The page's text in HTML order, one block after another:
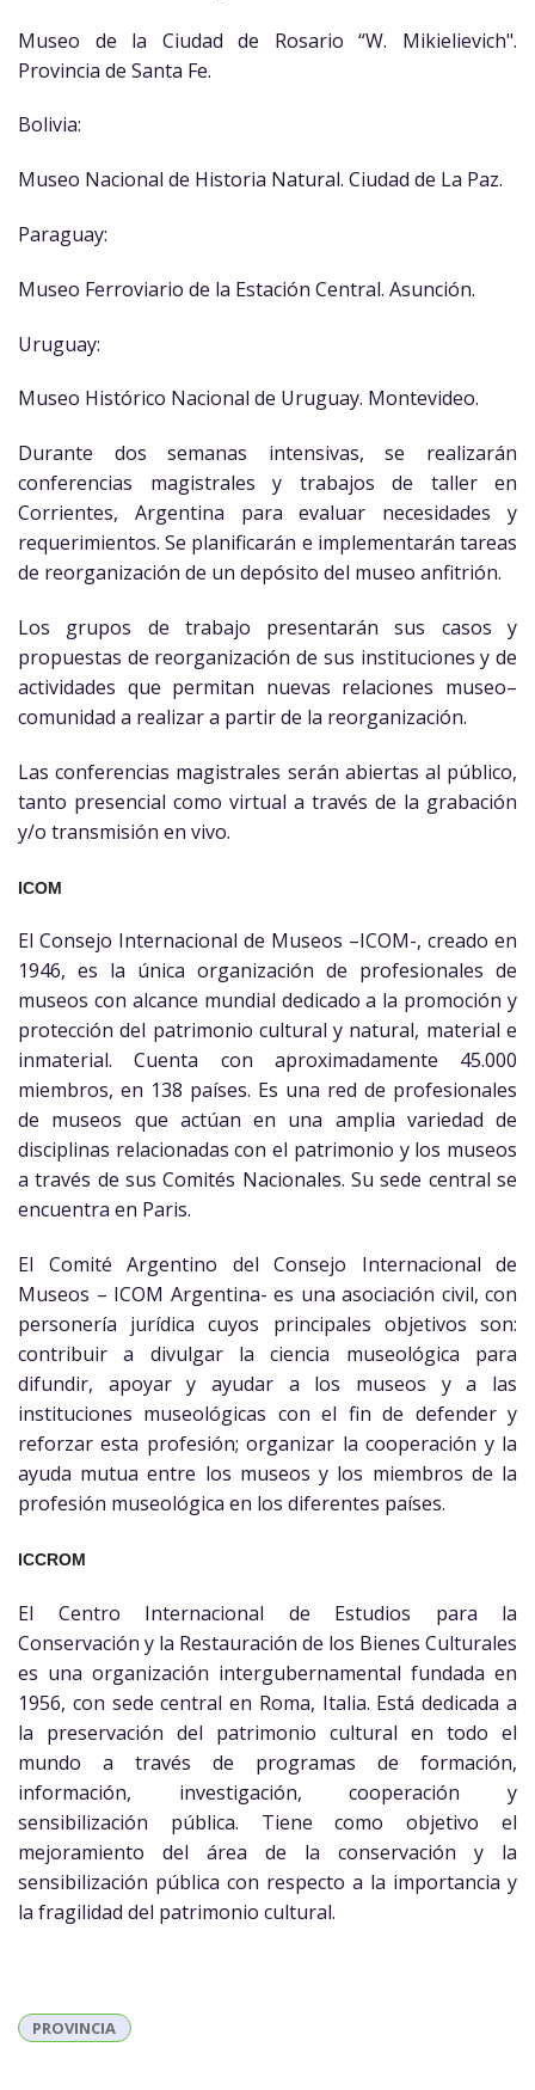
Museo de la Ciudad de Rosario “W. Mikielievich".
Provincia de Santa Fe.
Bolivia:
Museo Nacional de Historia Natural. Ciudad de La Paz.
Paraguay:
Museo Ferroviario de la Estación Central. Asunción.
Uruguay:
Museo Histórico Nacional de Uruguay. Montevideo.
Durante dos semanas intensivas, se realizarán
conferencias magistrales y trabajos de taller en
Corrientes, Argentina para evaluar necesidades y
requerimientos. Se planificarán e implementarán tareas
de reorganización de un depósito del museo anfitrión.
Los grupos de trabajo presentarán sus casos y
propuestas de reorganización de sus instituciones y de
actividades que permitan nuevas relaciones museo–
comunidad a realizar a partir de la reorganización.
Las conferencias magistrales serán abiertas al público,
tanto presencial como virtual a través de la grabación
y/o transmisión en vivo.
ICOM
El Consejo Internacional de Museos –ICOM-, creado en
1946, es la única organización de profesionales de
museos con alcance mundial dedicado a la promoción y
protección del patrimonio cultural y natural, material e
inmaterial. Cuenta con aproximadamente 45.000
miembros, en 138 países. Es una red de profesionales
de museos que actúan en una amplia variedad de
disciplinas relacionadas con el patrimonio y los museos
a través de sus Comités Nacionales. Su sede central se
encuentra en Paris.
El Comité Argentino del Consejo Internacional de
Museos – ICOM Argentina- es una asociación civil, con
personería jurídica cuyos principales objetivos son:
contribuir a divulgar la ciencia museológica para
difundir, apoyar y ayudar a los museos y a las
instituciones museológicas con el fin de defender y
reforzar esta profesión; organizar la cooperación y la
ayuda mutua entre los museos y los miembros de la
profesión museológica en los diferentes países.
ICCROM
El Centro Internacional de Estudios para la
Conservación y la Restauración de los Bienes Culturales
es una organización intergubernamental fundada en
1956, con sede central en Roma, Italia. Está dedicada a
la preservación del patrimonio cultural en todo el
mundo a través de programas de formación,
información, investigación, cooperación y
sensibilización pública. Tiene como objetivo el
mejoramiento del área de la conservación y la
sensibilización pública con respecto a la importancia y
la fragilidad del patrimonio cultural.
PROVINCIA